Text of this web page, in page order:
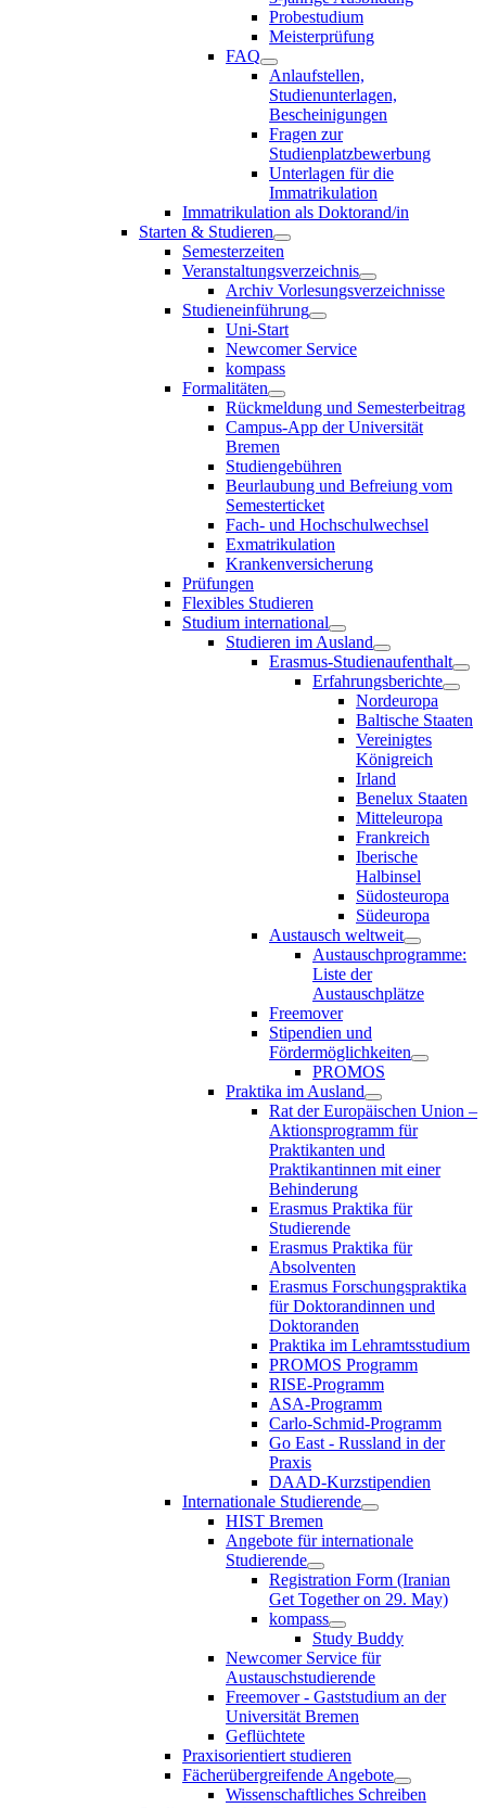
Probestudium
Meisterprüfung
FAQ
Anlaufstellen,
Studienunterlagen,
Bescheinigungen
Fragen zur
Studienplatzbewerbung
Unterlagen für die
Immatrikulation
Immatrikulation als Doktorand/in
Starten & Studieren
Semesterzeiten
Veranstaltungsverzeichnis
Archiv Vorlesungsverzeichnisse
Studieneinführung
Uni-Start
Newcomer Service
kompass
Formalitäten
Rückmeldung und Semesterbeitrag
Campus-App der Universität
Bremen
Studiengebühren
Beurlaubung und Befreiung vom
Semesterticket
Fach- und Hochschulwechsel
Exmatrikulation
Krankenversicherung
Prüfungen
Flexibles Studieren
Studium international
Studieren im Ausland
Erasmus-Studienaufenthalt
Erfahrungsberichte
Nordeuropa
Baltische Staaten
Vereinigtes
Königreich
Irland
Benelux Staaten
Mitteleuropa
Frankreich
Iberische
Halbinsel
Südosteuropa
Südeuropa
Austausch weltweit
Austauschprogramme:
Liste der
Austauschplätze
Freemover
Stipendien und
Fördermöglichkeiten
PROMOS
Praktika im Ausland
Rat der Europäischen Union –
Aktionsprogramm für
Praktikanten und
Praktikantinnen mit einer
Behinderung
Erasmus Praktika für
Studierende
Erasmus Praktika für
Absolventen
Erasmus Forschungspraktika
für Doktorandinnen und
Doktoranden
Praktika im Lehramtsstudium
PROMOS Programm
RISE-Programm
ASA-Programm
Carlo-Schmid-Programm
Go East - Russland in der
Praxis
DAAD-Kurzstipendien
Internationale Studierende
HIST Bremen
Angebote für internationale
Studierende
Registration Form (Iranian
Get Together on 29. May)
kompass
Study Buddy
Newcomer Service für
Austauschstudierende
Freemover - Gaststudium an der
Universität Bremen
Geflüchtete
Praxisorientiert studieren
Fächerübergreifende Angebote
Wissenschaftliches Schreiben